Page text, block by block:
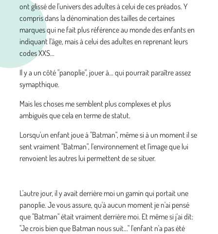
ont glissé de l'univers des adultes à celui de ces préados. Y
compris dans la dénomination des tailles de certaines
marques qui ne fait plus référence au monde des enfants en
indiquant l'âge, mais à celui des adultes en reprenant leurs
codes XXS...
Il y a un côté "panoplie", jouer à... qui pourrait paraître assez
symapthique.
Mais les choses me semblent plus complexes et plus
ambiguës que cela en terme de statut.
Lorsqu'un enfant joue à "Batman", même si à un moment il se
sent vraiment "Batman", l'environnement et l'image que lui
renvoient les autres lui permettent de se situer.
L'autre jour, il y avait derrière moi un gamin qui portait une
panoplie. Je vous assure, qu'à aucun moment je n'ai pensé
que "Batman" était vraiment derrière moi. Et même si j'ai dit:
"Je crois bien que Batman nous suit..." l'enfant n'a pas été